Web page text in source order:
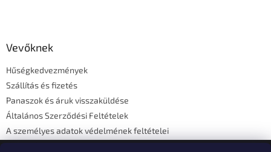
Vevőknek
Hűségkedvezmények
Szállítás és fizetés
Panaszok és áruk visszaküldése
Általános Szerződési Feltételek
A személyes adatok védelmének feltételei
Elérhetőségi adatok